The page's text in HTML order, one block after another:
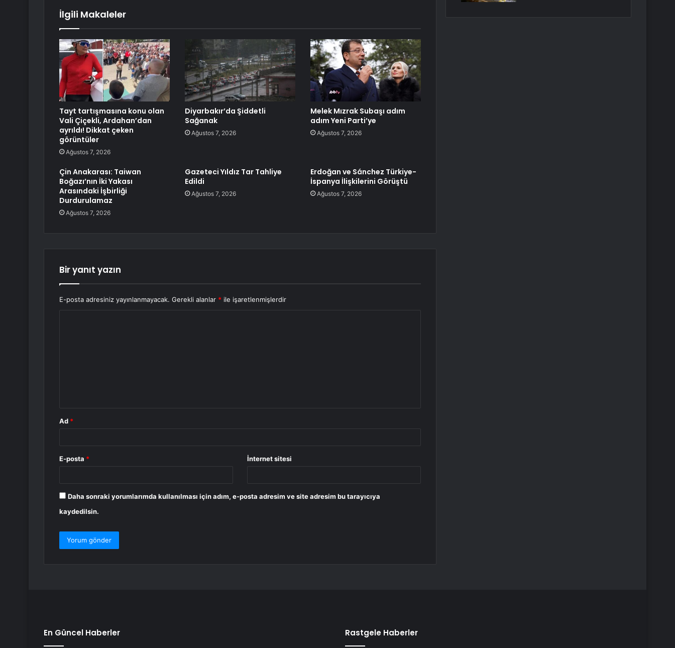
İlgili Makaleler
Tayt tartışmasına konu olan
Vali Çiçekli, Ardahan’dan
ayrıldı! Dikkat çeken
görüntüler
Ağustos 7, 2026
Diyarbakır’da Şiddetli
Sağanak
Ağustos 7, 2026
Melek Mızrak Subaşı adım
adım Yeni Parti’ye
Ağustos 7, 2026
Çin Anakarası: Taiwan
Boğazı’nın İki Yakası
Arasındaki İşbirliği
Durdurulamaz
Ağustos 7, 2026
Gazeteci Yıldız Tar Tahliye
Edildi
Ağustos 7, 2026
Erdoğan ve Sánchez Türkiye-
İspanya İlişkilerini Görüştü
Ağustos 7, 2026
Bir yanıt yazın
E-posta adresiniz yayınlanmayacak. Gerekli alanlar * ile işaretlenmişlerdir
Ad *
E-posta * İnternet sitesi
Daha sonraki yorumlarımda kullanılması için adım, e-posta adresim ve site adresim bu tarayıcıya
kaydedilsin.
En Güncel Haberler Rastgele Haberler